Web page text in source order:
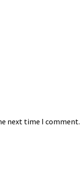
next time I comment.